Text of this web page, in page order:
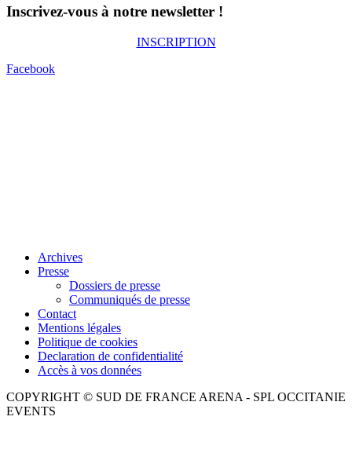
Inscrivez-vous à notre newsletter !
INSCRIPTION
Facebook
Archives
Presse
Dossiers de presse
Communiqués de presse
Contact
Mentions légales
Politique de cookies
Declaration de confidentialité
Accès à vos données
COPYRIGHT © SUD DE FRANCE ARENA - SPL OCCITANIE
EVENTS